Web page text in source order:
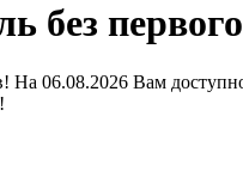
без
06.08.2026 Вам